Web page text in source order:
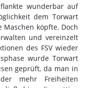
wunderbar auf
dem Torwart
köpfte. Doch
und vereinzelt
des FSV wieder
wurde Torwart
geprüft, da man in
mehr Freiheiten